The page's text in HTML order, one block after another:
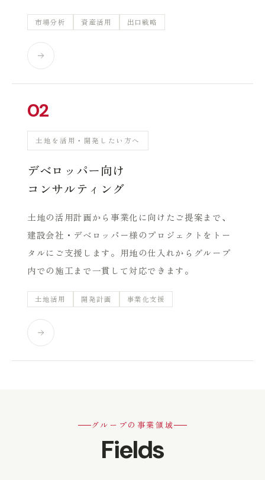
市場分析 資産活用 出口戦略
02
土地を活用・開発したい方へ
デベロッパー向け
コンサルティング
土地の活用計画から事業化に向けたご提案まで、
建設会社・デベロッパー様のプロジェクトをトー
タルにご支援します。用地の仕入れからグループ
内での施工まで一貫して対応できます。
土地活用 開発計画 事業化支援
グループの事業領域
Fields